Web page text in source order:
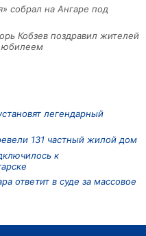
собрал на Ангаре под
Кобзев поздравил жителей
юбилеем
легендарный
131 частный жилой дом
к
ответит в суде за массовое